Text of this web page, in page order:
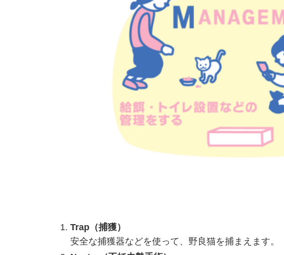
Trap（捕獲）
安全な捕獲器などを使って、野良猫を捕まえます。